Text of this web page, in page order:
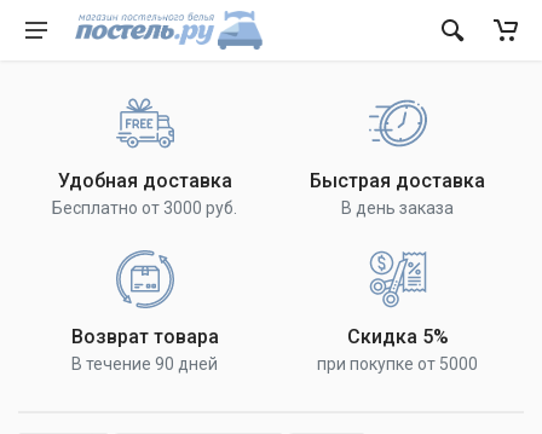
Удобная доставка
Бесплатно от 3000 руб.
Быстрая доставка
В день заказа
Возврат товара
В течение 90 дней
Скидка 5%
при покупке от 5000